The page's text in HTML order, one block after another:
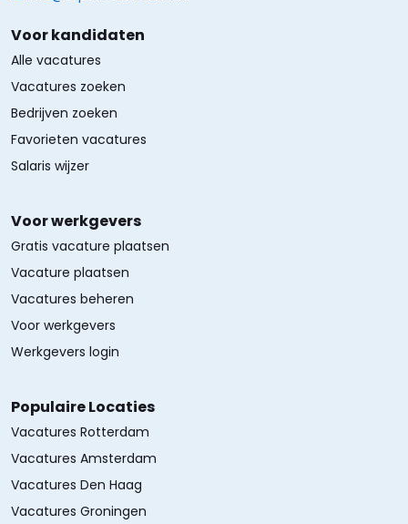
Voor kandidaten
Alle vacatures
Vacatures zoeken
Bedrijven zoeken
Favorieten vacatures
Salaris wijzer
Voor werkgevers
Gratis vacature plaatsen
Vacature plaatsen
Vacatures beheren
Voor werkgevers
Werkgevers login
Populaire Locaties
Vacatures Rotterdam
Vacatures Amsterdam
Vacatures Den Haag
Vacatures Groningen